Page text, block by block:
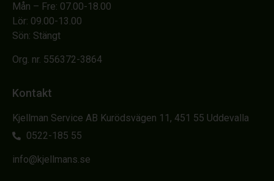
Mån – Fre: 07.00-18.00
Lör: 09.00-13.00
Sön: Stängt
Org. nr. 556372-3864
Kontakt
Kjellman Service AB Kurödsvägen 11, 451 55 Uddevalla
0522-185 55
info@kjellmans.se